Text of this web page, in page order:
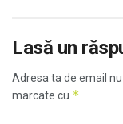
Lasă un
Adresa ta de email
marcate cu *